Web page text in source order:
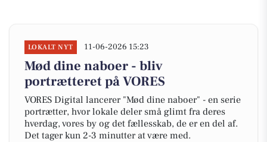
LOKALT NYT 11-06-2026 15:23
Mød dine naboer - bliv
portrætteret på VORES
VORES Digital lancerer "Mød dine naboer" - en serie
portrætter, hvor lokale deler små glimt fra deres
hverdag, vores by og det fællesskab, de er en del af.
Det tager kun 2-3 minutter at være med.